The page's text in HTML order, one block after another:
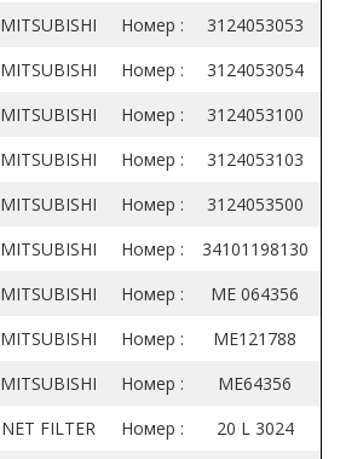
MITSUBISHI Номер :
3124053053
MITSUBISHI Номер :
3124053054
MITSUBISHI Номер :
3124053100
MITSUBISHI Номер :
3124053103
MITSUBISHI Номер :
3124053500
MITSUBISHI Номер :
34101198130
MITSUBISHI Номер :
ME 064356
MITSUBISHI Номер :
ME121788
MITSUBISHI Номер :
ME64356
NET FILTER Номер :
20 L 3024